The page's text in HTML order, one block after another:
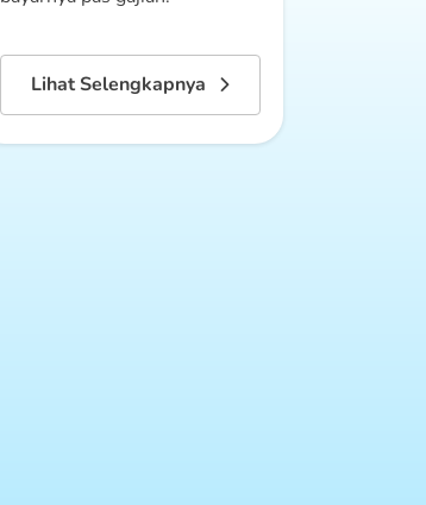
Lihat Selengkapnya